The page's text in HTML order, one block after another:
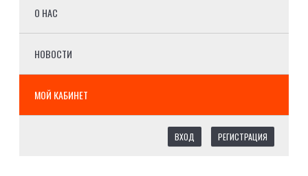
О НАС
НОВОСТИ
МОЙ КАБИНЕТ
ВХОД РЕГИСТРАЦИЯ